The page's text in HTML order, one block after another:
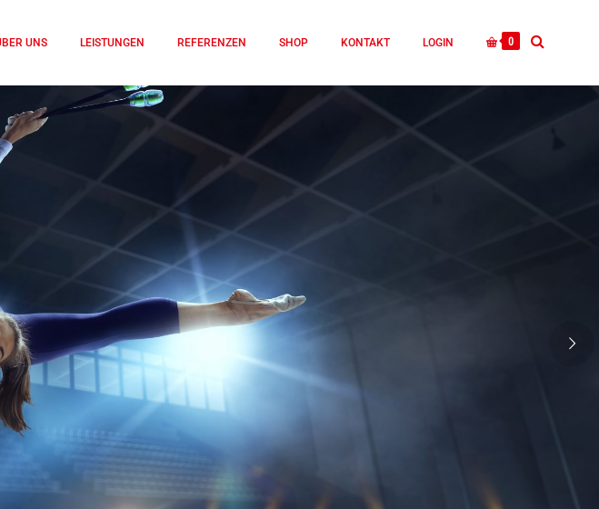
0
UNS LEISTUNGEN REFERENZEN SHOP KONTAKT LOGIN